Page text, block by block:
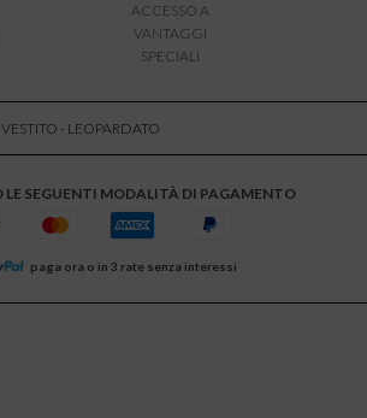
ACCESSO A
VANTAGGI
SPECIALI
- LEOPARDATO
SEGUENTI MODALITÀ DI PAGAMENTO
paga ora o in 3 rate senza interessi